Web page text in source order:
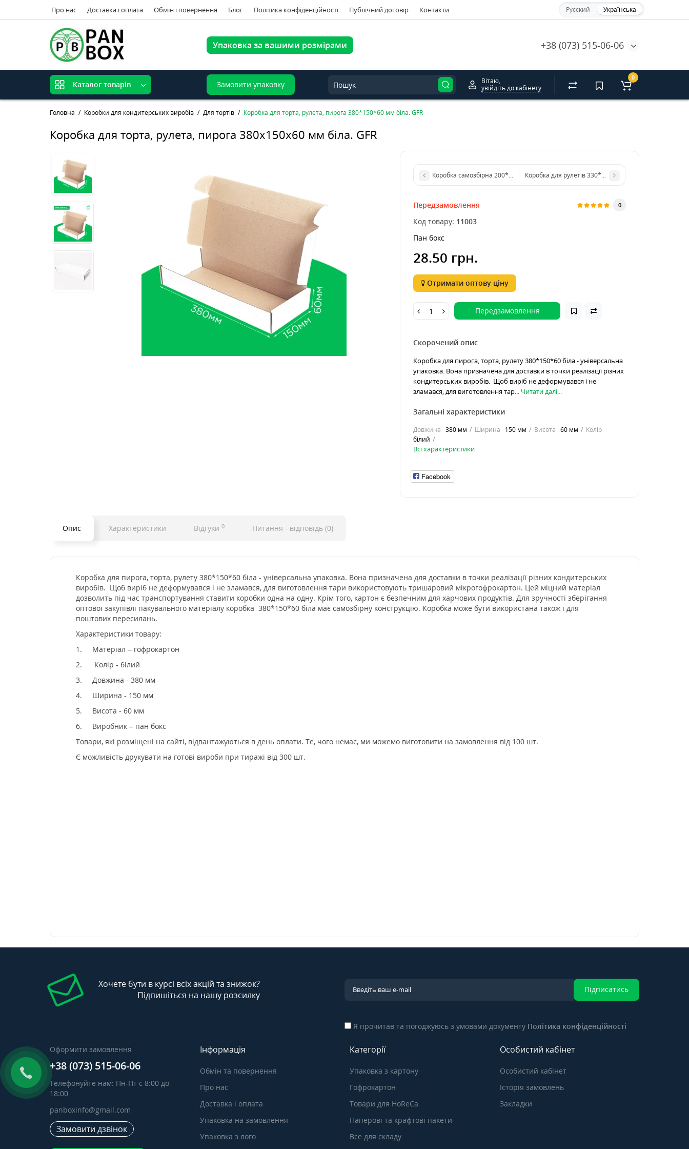
Про нас Доставка і оплата Обмін і повернення Блог Політика конфіденційності Публічний договір Контакти Русский Українська
+38 (073) 515-06-06
Упаковка за вашими розмірами
Каталог товарів Замовити упаковку
Вітаю,
увійдіть до кабінету
0
Головна Коробки для кондитерських виробів Для тортів Коробка для торта, рулета, пирога 380*150*60 мм біла. GFR
Коробка для торта, рулета, пирога 380х150х60 мм біла. GFR
Коробка самозбірна 200*200*100 мм біла. GFR
Коробка для рулетів 330*150*110 мм біла
Передзамовлення 0
Код товару: 11003
Пан бокс
28.50 грн.
Отримати оптову ціну
Передзамовлення
Скорочений опис
Коробка для пирога, торта, рулету 380*150*60 біла - універсальна
упаковка. Вона призначена для доставки в точки реалізації різних
кондитерських виробів. Щоб виріб не деформувався і не
зламався, для виготовлення тар... Читати далі...
Загальні характеристики
Довжина 380 мм Ширина 150 мм Висота 60 мм
Колір
білий
Всі характеристики
Facebook
Опис Характеристики Відгуки 0 Питання - відповідь (0)
Коробка для пирога, торта, рулету 380*150*60 біла - універсальна упаковка. Вона призначена для доставки в точки реалізації різних кондитерських
виробів. Щоб виріб не деформувався і не зламався, для виготовлення тари використовують тришаровий мікрогофрокартон. Цей міцний матеріал
дозволить під час транспортування ставити коробки одна на одну. Крім того, картон є безпечним для харчових продуктів. Для зручності зберігання
оптової закупівлі пакувального матеріалу коробка 380*150*60 біла має самозбірну конструкцію. Коробка може бути використана також і для
поштових пересилань.
Характеристики товару:
1.
Матеріал – гофрокартон
2.
Колір - білий
3.
Довжина - 380 мм
4.
Ширина - 150 мм
5.
Висота - 60 мм
6.
Виробник – пан бокс
Товари, які розміщені на сайті, відвантажуються в день оплати. Те, чого немає, ми можемо виготовити на замовлення від 100 шт.
Є можливість друкувати на готові вироби при тиражі від 300 шт.
Хочете бути в курсі всіх акцій та знижок?
Підпишіться на нашу розсилку
Підписатись
Я прочитав та погоджуюсь з умовами документу Політика конфіденційності
Оформити замовлення
+38 (073) 515-06-06
Телефонуйте нам: Пн-Пт с 8:00 до
18:00
panboxinfo@gmail.com
Замовити дзвінок
Інформація
Обмін та повернення
Про нас
Доставка і оплата
Упаковка на замовлення
Упаковка з лого
Категорії
Упаковка з картону
Гофрокартон
Товари для HoReCa
Паперові та крафтові пакети
Все для складу
Особистий кабінет
Особистий кабінет
Історія замовлень
Закладки